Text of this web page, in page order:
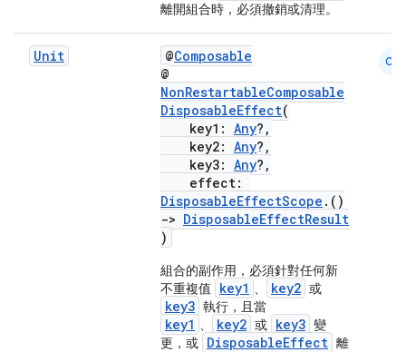
離開組合時，必須撤銷或清理。
Unit @Composable
@
NonRestartableComposable
DisposableEffect(
key1: Any?,
key2: Any?,
key3: Any?,
effect:
DisposableEffectScope .()
-> DisposableEffectResult
)
組合的副作用，必須針對任何新
不重複值
key1 、 key2 或
key3 執行，且當
key1 、 key2 或 key3 變
更，或 DisposableEffect 離
CM